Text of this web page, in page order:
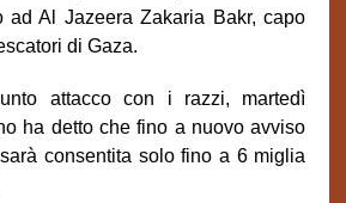
ad Al Jazeera Zakaria Bakr, capo
di Gaza.
attacco con i razzi, martedì
ha detto che fino a nuovo avviso
consentita solo fino a 6 miglia